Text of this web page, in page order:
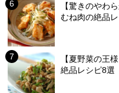
【驚きのやわ
むね肉の絶品
【夏野菜の王
絶品レシピ8選